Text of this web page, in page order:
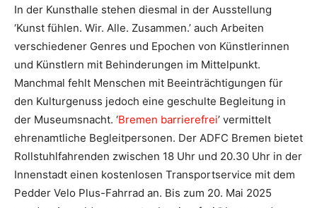
In der Kunsthalle stehen diesmal in der Ausstellung
‘Kunst fühlen. Wir. Alle. Zusammen.’ auch Arbeiten
verschiedener Genres und Epochen von Künstlerinnen
und Künstlern mit Behinderungen im Mittelpunkt.
Manchmal fehlt Menschen mit Beeinträchtigungen für
den Kulturgenuss jedoch eine geschulte Begleitung in
der Museumsnacht. ‘Bremen barrierefrei’ vermittelt
ehrenamtliche Begleitpersonen. Der ADFC Bremen bietet
Rollstuhlfahrenden zwischen 18 Uhr und 20.30 Uhr in der
Innenstadt einen kostenlosen Transportservice mit dem
Pedder Velo Plus-Fahrrad an. Bis zum 20. Mai 2025